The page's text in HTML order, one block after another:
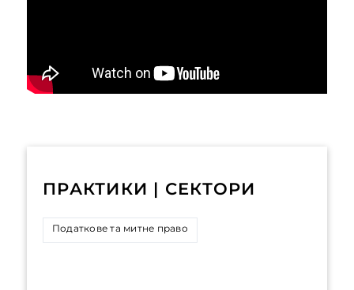
ПРАКТИКИ | СЕКТОРИ
Податкове та митне право